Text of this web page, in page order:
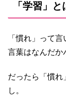
「学習」
「慣れ」って
言葉はなんだか
だったら「慣れ
し。